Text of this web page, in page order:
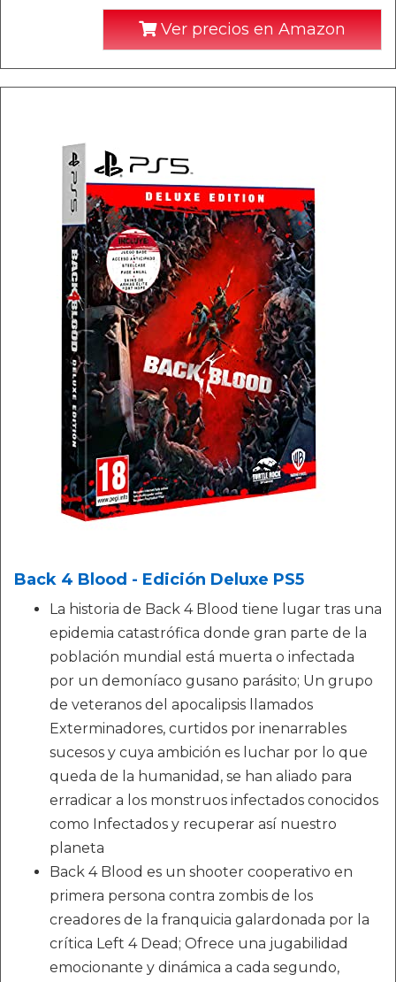
Ver precios en Amazon
Back 4 Blood - Edición Deluxe PS5
La historia de Back 4 Blood tiene lugar tras una
epidemia catastrófica donde gran parte de la
población mundial está muerta o infectada
por un demoníaco gusano parásito; Un grupo
de veteranos del apocalipsis llamados
Exterminadores, curtidos por inenarrables
sucesos y cuya ambición es luchar por lo que
queda de la humanidad, se han aliado para
erradicar a los monstruos infectados conocidos
como Infectados y recuperar así nuestro
planeta
Back 4 Blood es un shooter cooperativo en
primera persona contra zombis de los
creadores de la franquicia galardonada por la
crítica Left 4 Dead; Ofrece una jugabilidad
emocionante y dinámica a cada segundo,